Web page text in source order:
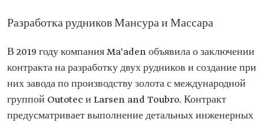
Разработка рудников Мансура и Массара
В 2019 году компания Ma'aden объявила о заключении
контракта на разработку двух рудников и создание при
них завода по производству золота с международной
группой Outotec и Larsen and Toubro. Контракт
предусматривает выполнение детальных инженерных